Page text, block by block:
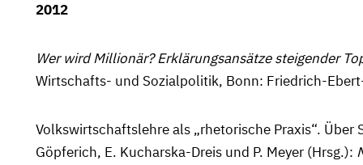
2012
Wer wird Millionär? Erklärungsansätze steigender
Wirtschafts- und Sozialpolitik, Bonn: Friedrich-
Volkswirtschaftslehre als „rhetorische Praxis“.
Göpferich, E. Kucharska-Dreis und P. Meyer (Hrsg.):